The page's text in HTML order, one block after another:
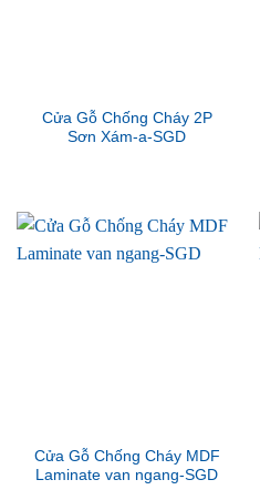
Cửa Gỗ Chống Cháy 2P
Sơn Xám-a-SGD
Cửa Gỗ Chống Cháy MDF
Laminate van ngang-SGD